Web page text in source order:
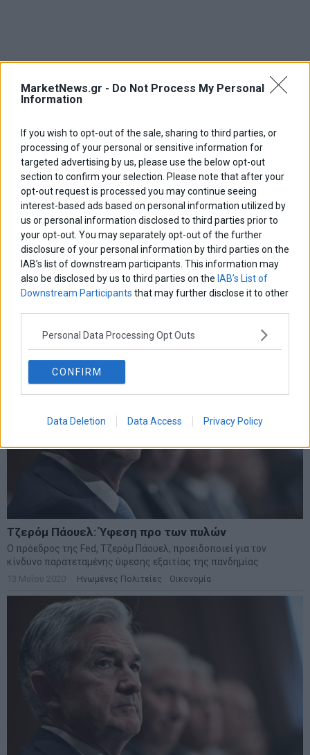
MarketNews.gr - Do Not Process My Personal
Information
If you wish to opt-out of the sale, sharing to third parties, or
processing of your personal or sensitive information for
targeted advertising by us, please use the below opt-out
section to confirm your selection. Please note that after your
opt-out request is processed you may continue seeing
interest-based ads based on personal information utilized by
us or personal information disclosed to third parties prior to
your opt-out. You may separately opt-out of the further
disclosure of your personal information by third parties on the
IAB’s list of downstream participants. This information may
also be disclosed by us to third parties on the IAB’s List of
Downstream Participants that may further disclose it to other
Personal Data Processing Opt Outs
CONFIRM
Data Deletion Data Access Privacy Policy
Τζερόμ Πάουελ: Ύφεση προ των πυλών
Ο πρόεδρος της Fed, Τζερόμ Πάουελ, προειδοποιεί για τον
κίνδυνο παρατεταμένης ύφεσης εξαιτίας της πανδημίας
13 Μαΐου 2020 Ηνωμένες Πολιτείες Οικονομία